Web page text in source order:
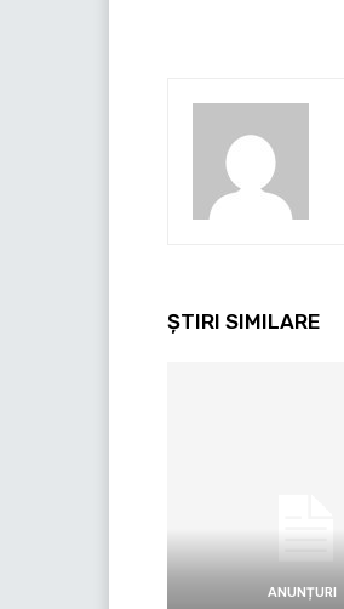
ȘTIRI SIMILARE
ANUNȚURI